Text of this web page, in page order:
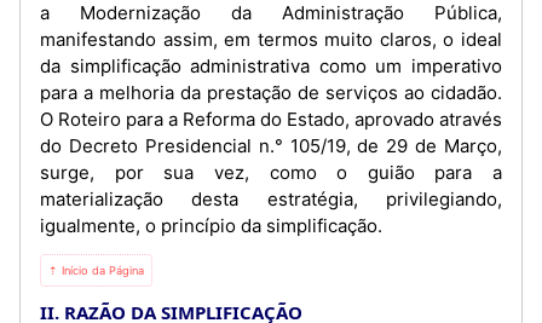
a Modernização da Administração Pública,
manifestando assim, em termos muito claros, o ideal
da simplificação administrativa como um imperativo
para a melhoria da prestação de serviços ao cidadão.
O Roteiro para a Reforma do Estado, aprovado através
do Decreto Presidencial n.° 105/19, de 29 de Março,
surge, por sua vez, como o guião para a
materialização desta estratégia, privilegiando,
igualmente, o princípio da simplificação.
⇡ Início da Página
II. RAZÃO DA SIMPLIFICAÇÃO